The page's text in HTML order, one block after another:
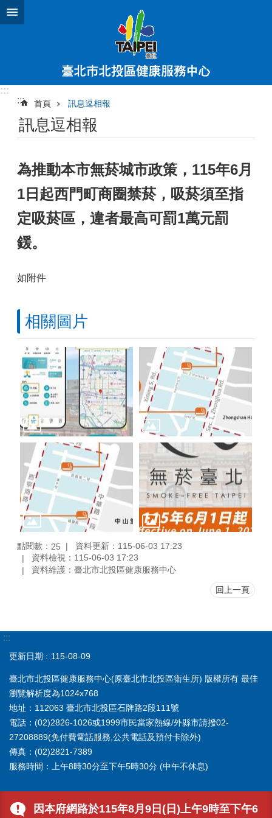
跳到主要內容區塊
:::
因本府網路於115年8月9日(日)上午9時至下午6
::: 首頁 訊息逗相報
訊息逗相報
為推動本市無菸城市政策，115年6月
1日起西門町商圈禁菸，吸菸須至指
定吸菸區，違者最高可罰1萬元罰
鍰。
如附件
相關圖片
點閱數： 25
資料更新：115-06-03 17:23
資料檢視：115-06-03 17:23
資料維護：臺北市北投區健康服務中心
回上一頁
:::
更新日期 115-08-09
臺北市北投區健康服務中心(原臺北市北投區衛生所) 版權所有 最佳
瀏覽解析度為1024x768
地址：112063 臺北市北投區石牌路2段111號
電話：(02)2826-1026或1999市民當家熱線/外縣市請撥02-
27208889(免付費電話服務,公共電話及預付卡除外)
傳真：(02)2821-7389
服務時間：上午8時30分至下午5時30分 (中午不休息)